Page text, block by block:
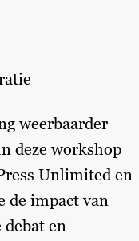
weerbaarder
deze workshop
Unlimited en
de impact van
en